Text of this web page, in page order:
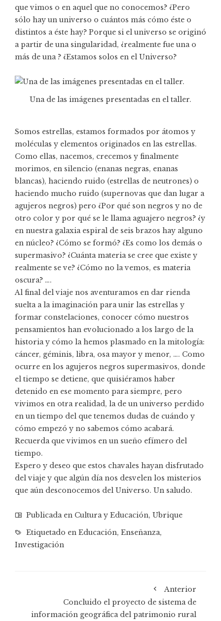
que vimos o en aquel que no conocemos? ¿Pero
sólo hay un universo o cuántos más cómo éste o
distintos a éste hay? Porque si el universo se originó
a partir de una singularidad, ¿realmente fue una o
más de una ? ¿Estamos solos en el Universo?
Una de las imágenes presentadas en el taller.
Somos estrellas, estamos formados por átomos y
moléculas y elementos originados en las estrellas.
Como ellas, nacemos, crecemos y finalmente
morimos, en silencio (enanas negras, enanas
blancas), haciendo ruido (estrellas de neutrones) o
haciendo mucho ruido (supernovas que dan lugar a
agujeros negros) pero ¿Por qué son negros y no de
otro color y por qué se le llama aguajero negros? ¿y
en nuestra galaxia espiral de seis brazos hay alguno
en núcleo? ¿Cómo se formó? ¿Es como los demás o
supermasivo? ¿Cuánta materia se cree que existe y
realmente se ve? ¿Cómo no la vemos, es materia
oscura? ….
Al final del viaje nos aventuramos en dar rienda
suelta a la imaginación para unir las estrellas y
formar constelaciones, conocer cómo nuestros
pensamientos han evolucionado a los largo de la
historia y cómo la hemos plasmado en la mitología:
cáncer, géminis, libra, osa mayor y menor, …. Como
ocurre en los agujeros negros supermasivos, donde
el tiempo se detiene, que quisiéramos haber
detenido en ese momento para siempre, pero
vivimos en otra realidad, la de un universo perdido
en un tiempo del que tenemos dudas de cuándo y
cómo empezó y no sabemos cómo acabará.
Recuerda que vivimos en un sueño efímero del
tiempo.
Espero y deseo que estos chavales hayan disfrutado
del viaje y que algún día nos desvelen los misterios
que aún desconocemos del Universo. Un saludo.
Publicada en Cultura y Educación, Ubrique
Etiquetado en Educación, Enseñanza,
Investigación
Anterior
Concluido el proyecto de sistema de
información geográfica del patrimonio rural